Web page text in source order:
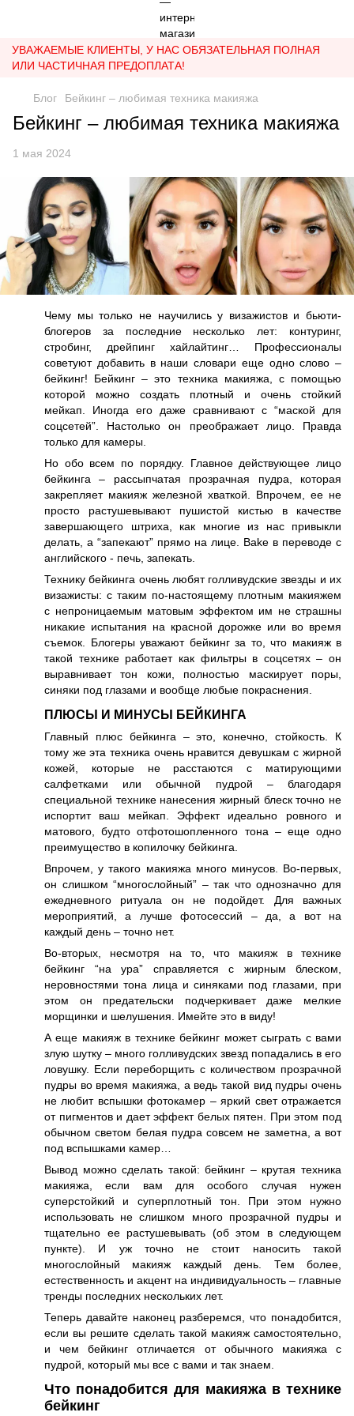
УВАЖАЕМЫЕ КЛИЕНТЫ, У НАС ОБЯЗАТЕЛЬНАЯ ПОЛНАЯ
ИЛИ ЧАСТИЧНАЯ ПРЕДОПЛАТА!
Блог Бейкинг – любимая техника макияжа
Бейкинг – любимая техника макияжа
1 мая 2024
Чему мы только не научились у визажистов и бьюти-
блогеров за последние несколько лет: контуринг,
стробинг, дрейпинг хайлайтинг… Профессионалы
советуют добавить в наши словари еще одно слово –
бейкинг! Бейкинг – это техника макияжа, с помощью
которой можно создать плотный и очень стойкий
мейкап. Иногда его даже сравнивают с “маской для
соцсетей”. Настолько он преображает лицо. Правда
только для камеры.
Но обо всем по порядку. Главное действующее лицо
бейкинга – рассыпчатая прозрачная пудра, которая
закрепляет макияж железной хваткой. Впрочем, ее не
просто растушевывают пушистой кистью в качестве
завершающего штриха, как многие из нас привыкли
делать, а “запекают” прямо на лице. Bake в переводе с
английского - печь, запекать.
Технику бейкинга очень любят голливудские звезды и их
визажисты: с таким по-настоящему плотным макияжем
с непроницаемым матовым эффектом им не страшны
никакие испытания на красной дорожке или во время
съемок. Блогеры уважают бейкинг за то, что макияж в
такой технике работает как фильтры в соцсетях – он
выравнивает тон кожи, полностью маскирует поры,
синяки под глазами и вообще любые покраснения.
ПЛЮСЫ И МИНУСЫ БЕЙКИНГА
Главный плюс бейкинга – это, конечно, стойкость. К
тому же эта техника очень нравится девушкам с жирной
кожей, которые не расстаются с матирующими
салфетками или обычной пудрой – благодаря
специальной технике нанесения жирный блеск точно не
испортит ваш мейкап. Эффект идеально ровного и
матового, будто отфотошопленного тона – еще одно
преимущество в копилочку бейкинга.
Впрочем, у такого макияжа много минусов. Во-первых,
он слишком “многослойный” – так что однозначно для
ежедневного ритуала он не подойдет. Для важных
мероприятий, а лучше фотосессий – да, а вот на
каждый день – точно нет.
Во-вторых, несмотря на то, что макияж в технике
бейкинг “на ура” справляется с жирным блеском,
неровностями тона лица и синяками под глазами, при
этом он предательски подчеркивает даже мелкие
морщинки и шелушения. Имейте это в виду!
А еще макияж в технике бейкинг может сыграть с вами
злую шутку – много голливудских звезд попадались в его
ловушку. Если переборщить с количеством прозрачной
пудры во время макияжа, а ведь такой вид пудры очень
не любит вспышки фотокамер – яркий свет отражается
от пигментов и дает эффект белых пятен. При этом под
обычном светом белая пудра совсем не заметна, а вот
под вспышками камер…
Вывод можно сделать такой: бейкинг – крутая техника
макияжа, если вам для особого случая нужен
суперстойкий и суперплотный тон. При этом нужно
использовать не слишком много прозрачной пудры и
тщательно ее растушевывать (об этом в следующем
пункте). И уж точно не стоит наносить такой
многослойный макияж каждый день. Тем более,
естественность и акцент на индивидуальность – главные
тренды последних нескольких лет.
Теперь давайте наконец разберемся, что понадобится,
если вы решите сделать такой макияж самостоятельно,
и чем бейкинг отличается от обычного макияжа с
пудрой, который мы все с вами и так знаем.
Что понадобится для макияжа в технике
бейкинг